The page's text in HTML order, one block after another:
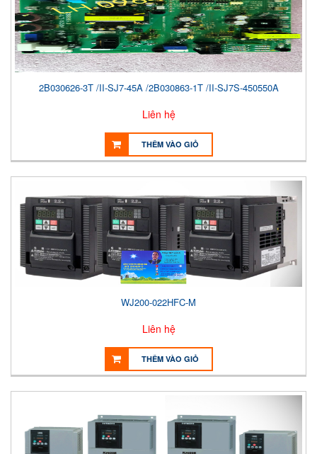
2B030626-3T /II-SJ7-45A /2B030863-1T /II-SJ7S-450550A
Liên hệ
THÊM VÀO GIỎ
WJ200-022HFC-M
Liên hệ
THÊM VÀO GIỎ